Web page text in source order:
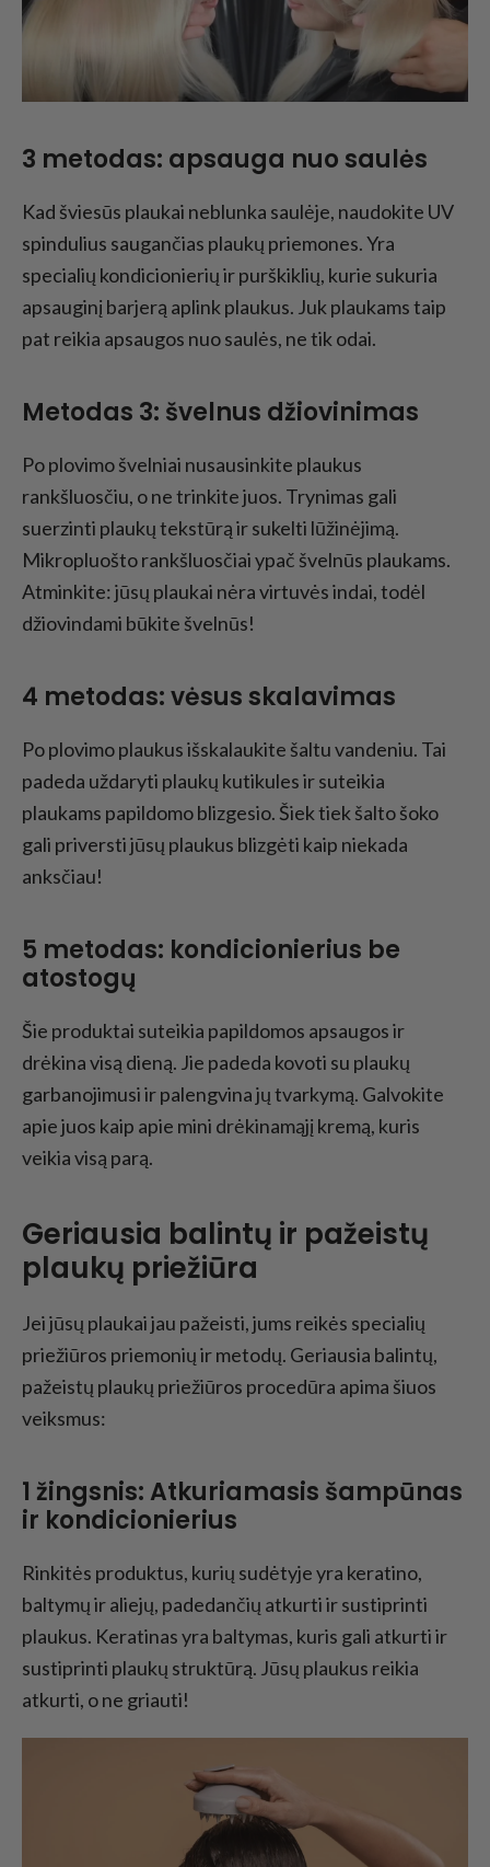
3 metodas: apsauga nuo saulės
Kad šviesūs plaukai neblunka saulėje, naudokite UV
spindulius saugančias plaukų priemones. Yra
specialių kondicionierių ir purškiklių, kurie sukuria
apsauginį barjerą aplink plaukus. Juk plaukams taip
pat reikia apsaugos nuo saulės, ne tik odai.
Metodas 3: švelnus džiovinimas
Po plovimo švelniai nusausinkite plaukus
rankšluosčiu, o ne trinkite juos. Trynimas gali
suerzinti plaukų tekstūrą ir sukelti lūžinėjimą.
Mikropluošto rankšluosčiai ypač švelnūs plaukams.
Atminkite: jūsų plaukai nėra virtuvės indai, todėl
džiovindami būkite švelnūs!
4 metodas: vėsus skalavimas
Po plovimo plaukus išskalaukite šaltu vandeniu. Tai
padeda uždaryti plaukų kutikules ir suteikia
plaukams papildomo blizgesio. Šiek tiek šalto šoko
gali priversti jūsų plaukus blizgėti kaip niekada
anksčiau!
5 metodas: kondicionierius be
atostogų
Šie produktai suteikia papildomos apsaugos ir
drėkina visą dieną. Jie padeda kovoti su plaukų
garbanojimusi ir palengvina jų tvarkymą. Galvokite
apie juos kaip apie mini drėkinamąjį kremą, kuris
veikia visą parą.
Geriausia balintų ir pažeistų
plaukų priežiūra
Jei jūsų plaukai jau pažeisti, jums reikės specialių
priežiūros priemonių ir metodų. Geriausia balintų,
pažeistų plaukų priežiūros procedūra apima šiuos
veiksmus:
1 žingsnis: Atkuriamasis šampūnas
ir kondicionierius
Rinkitės produktus, kurių sudėtyje yra keratino,
baltymų ir aliejų, padedančių atkurti ir sustiprinti
plaukus. Keratinas yra baltymas, kuris gali atkurti ir
sustiprinti plaukų struktūrą. Jūsų plaukus reikia
atkurti, o ne griauti!